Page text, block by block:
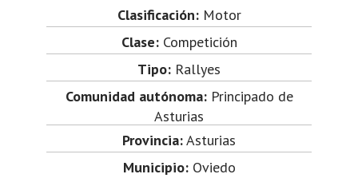
Clasificación:Motor
Clase:Competición
Tipo: Rallyes
Comunidad autónoma:Principado de
Asturias
Provincia:Asturias
Municipio:Oviedo